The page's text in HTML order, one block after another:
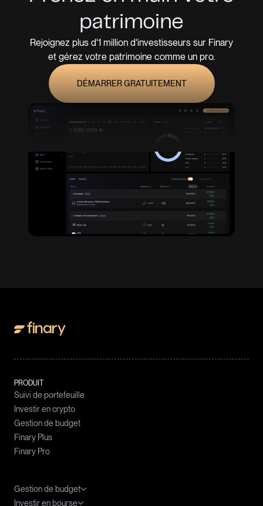
patrimoine
Rejoignez plus d'1 million d'investisseurs sur Finary
et gérez votre patrimoine comme un pro.
DÉMARRER GRATUITEMENT
PRODUIT
Suivi de portefeuille
Investir en crypto
Gestion de budget
Finary Plus
Finary Pro
Gestion de budget
Investir en bourse